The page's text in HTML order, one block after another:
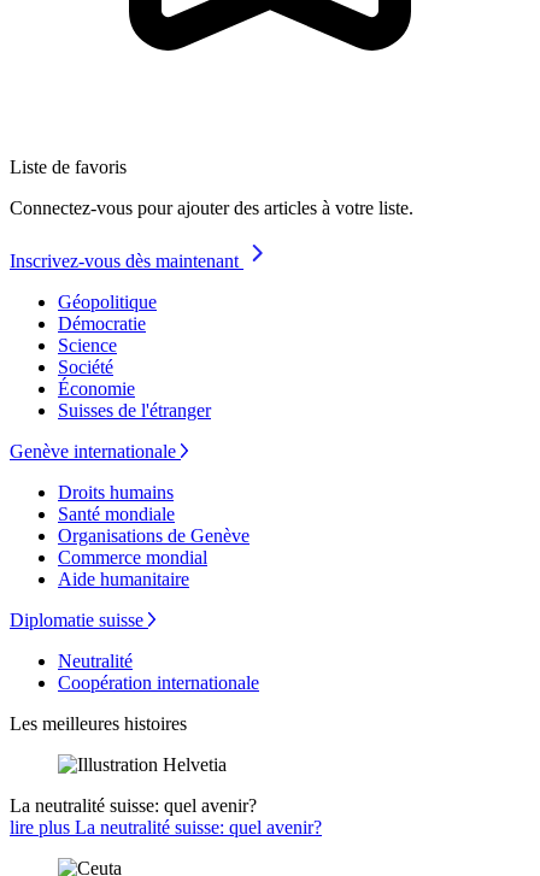
Liste de favoris
Connectez-vous pour ajouter des articles à votre liste.
Inscrivez-vous dès maintenant
Géopolitique
Démocratie
Science
Société
Économie
Suisses de l'étranger
Genève internationale
Droits humains
Santé mondiale
Organisations de Genève
Commerce mondial
Aide humanitaire
Diplomatie suisse
Neutralité
Coopération internationale
Les meilleures histoires
La neutralité suisse: quel avenir?
lire plus La neutralité suisse: quel avenir?